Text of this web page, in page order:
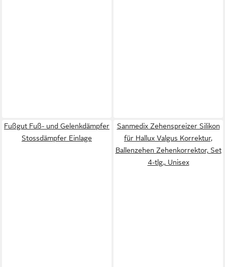
Fußgut Fuß- und Gelenkdämpfer
Stossdämpfer Einlage
Sanmedix Zehenspreizer Silikon
für Hallux Valgus Korrektur,
Ballenzehen Zehenkorrektor, Set
4-tlg., Unisex